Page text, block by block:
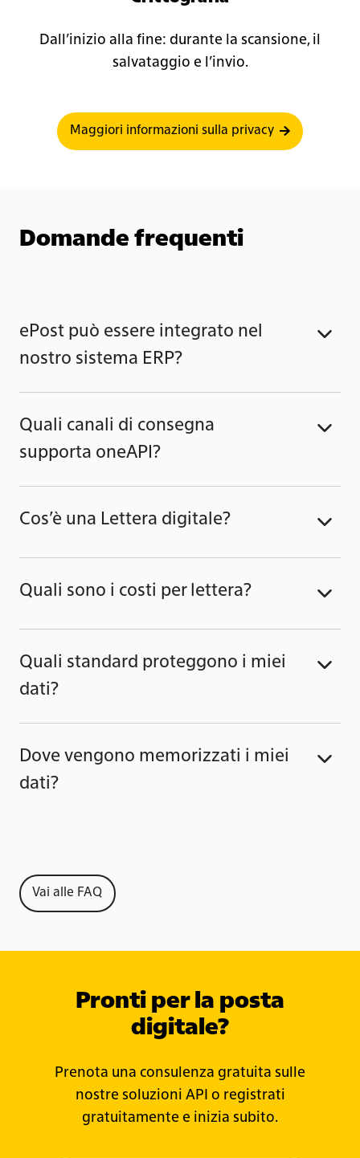
Dall’inizio alla fine: durante la scansione, il
salvataggio e l’invio.
Maggiori informazioni sulla privacy
Domande frequenti
ePost può essere integrato nel
nostro sistema ERP?
Quali canali di consegna
supporta oneAPI?
Cos’è una Lettera digitale?
Quali sono i costi per lettera?
Quali standard proteggono i miei
dati?
Dove vengono memorizzati i miei
dati?
Vai alle FAQ
Pronti per la posta
digitale?
Prenota una consulenza gratuita sulle
nostre soluzioni API o registrati
gratuitamente e inizia subito.